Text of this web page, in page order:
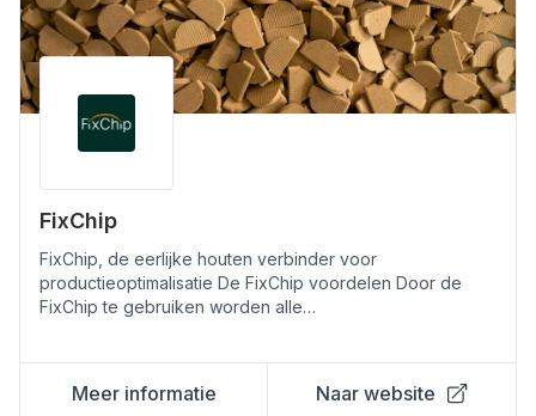
FixChip
FixChip, de eerlijke houten verbinder voor
productieoptimalisatie De FixChip voordelen Door de
FixChip te gebruiken worden alle…
Meer informatie Naar website